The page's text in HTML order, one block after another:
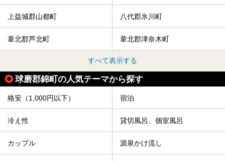
上益城郡山都町 八代郡氷川町
葦北郡芦北町 葦北郡津奈木町
すべて表示する
球磨郡錦町の人気テーマから探す
格安（1,000円以下） 宿泊
冷え性 貸切風呂、個室風呂
カップル 源泉かけ流し